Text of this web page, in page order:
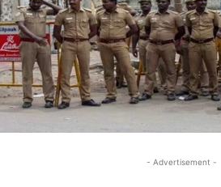
- Advertisement -